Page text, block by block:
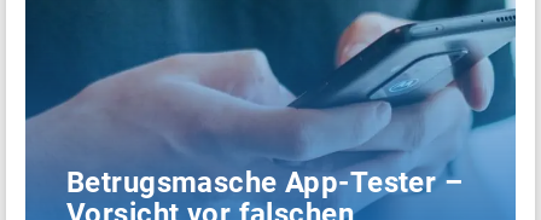
Betrugsmasche App-Tester –